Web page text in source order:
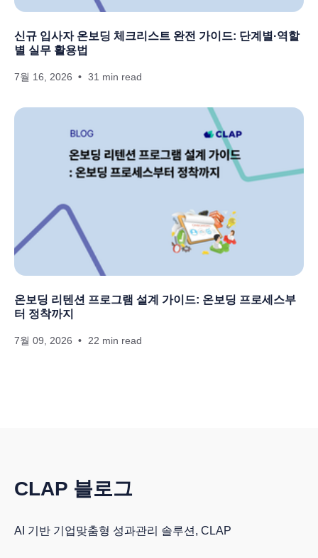
신규 입사자 온보딩 체크리스트 완전 가이드: 단계별·역할
별 실무 활용법
7월 16, 2026 31 min read
온보딩 리텐션 프로그램 설계 가이드: 온보딩 프로세스부
터 정착까지
7월 09, 2026 22 min read
CLAP 블로그
AI 기반 기업맞춤형 성과관리 솔루션, CLAP